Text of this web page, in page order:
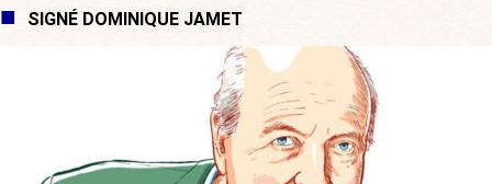
SIGNÉ DOMINIQUE JAMET